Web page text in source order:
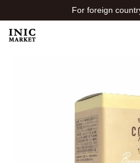
For foreign